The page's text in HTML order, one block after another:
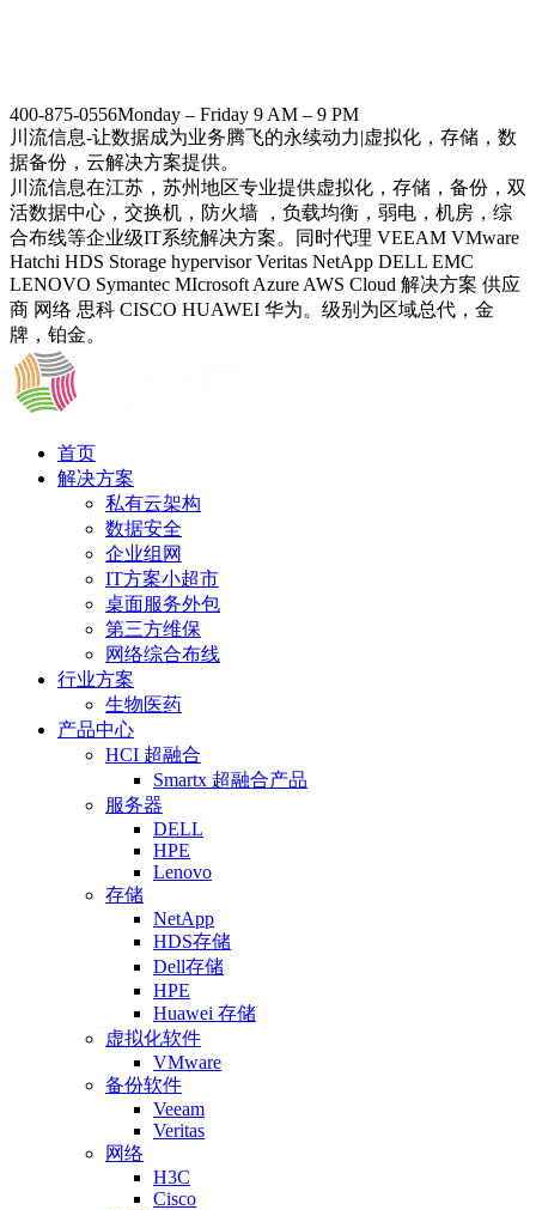
400-875-0556Monday – Friday 9 AM – 9 PM
川流信息-让数据成为业务腾飞的永续动力|虚拟化，存储，数
据备份，云解决方案提供。
川流信息在江苏，苏州地区专业提供虚拟化，存储，备份，双
活数据中心，交换机，防火墙 ，负载均衡，弱电，机房，综
合布线等企业级IT系统解决方案。同时代理 VEEAM VMware
Hatchi HDS Storage hypervisor Veritas NetApp DELL EMC
LENOVO Symantec MIcrosoft Azure AWS Cloud 解决方案 供应
商 网络 思科 CISCO HUAWEI 华为。级别为区域总代，金
牌，铂金。
首页
解决方案
私有云架构
数据安全
企业组网
IT方案小超市
桌面服务外包
第三方维保
网络综合布线
行业方案
生物医药
产品中心
HCI 超融合
Smartx 超融合产品
服务器
DELL
HPE
Lenovo
存储
NetApp
HDS存储
Dell存储
HPE
Huawei 存储
虚拟化软件
VMware
备份软件
Veeam
Veritas
网络
H3C
Cisco